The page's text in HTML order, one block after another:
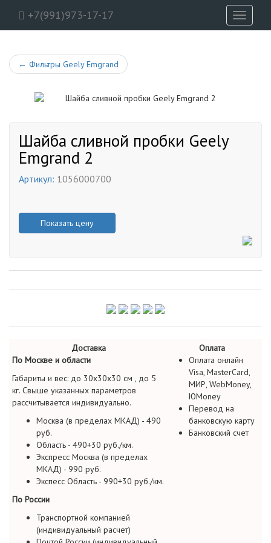
+7(991)973-17-17
Toggle
← Фильтры Geely Emgrand
Шайба сливной пробки Geely
Emgrand 2
Артикул: 1056000700
Показать цену
Доставка
Оплата
По Москве и области
Габариты и вес: до 30х30х30 см , до 5
кг. Свыше указанных параметров
рассчитывается индивидуально.
Москва (в пределах МКАД) - 490
руб.
Область - 490+30 руб./км.
Экспресс Москва (в пределах
МКАД) - 990 руб.
Экспесс Область - 990+30 руб./км.
По России
Транспортной компанией
(индивидуальный расчет)
Оплата онлайн
Visa, MasterCard,
МИР, WebMoney,
ЮMoney
Перевод на
банковскую карту
Банковский счет